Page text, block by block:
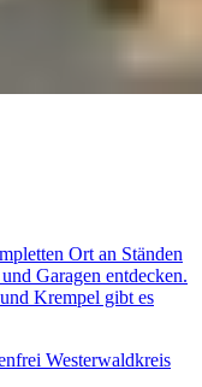
Ort an Ständen
Garagen entdecken.
Krempel gibt es
Westerwaldkreis